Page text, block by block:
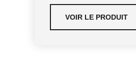
VOIR LE PRODUIT